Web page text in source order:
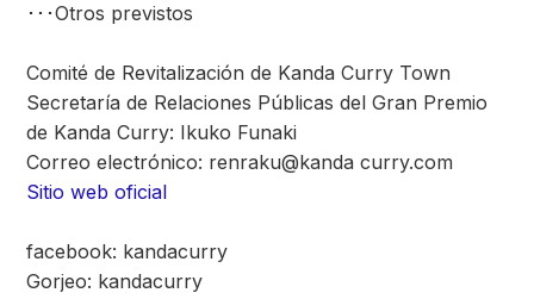
･･･Otros previstos
Comité de Revitalización de Kanda Curry Town
Secretaría de Relaciones Públicas del Gran Premio
de Kanda Curry: Ikuko Funaki
Correo electrónico: renraku@kanda curry.com
Sitio web oficial
facebook: kandacurry
Gorjeo: kandacurry